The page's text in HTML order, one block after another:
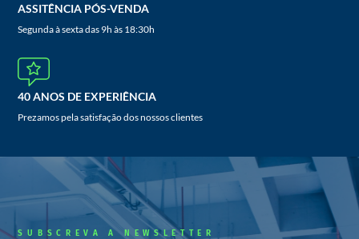
ASSITÊNCIA PÓS-VENDA
Segunda à sexta das 9h às 18:30h
40 ANOS DE EXPERIÊNCIA
Prezamos pela satisfação dos nossos clientes
SUBSCREVA A NEWSLETTER